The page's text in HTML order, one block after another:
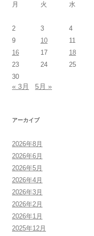
月
火 水
2
3 4
9
10 11
16
17 18
23
24 25
30
« 3月 5月 »
アーカイブ
2026年8月
2026年6月
2026年5月
2026年4月
2026年3月
2026年2月
2026年1月
2025年12月